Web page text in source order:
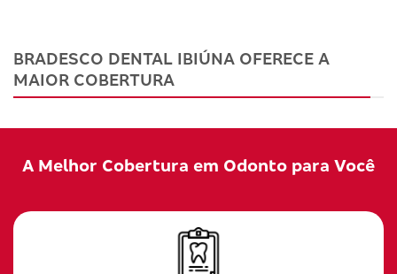
BRADESCO DENTAL IBIÚNA OFERECE A
MAIOR COBERTURA
A Melhor Cobertura em Odonto para Você